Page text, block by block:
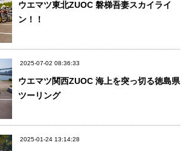
ウエマツ東北ZUOC 磐梯吾妻スカイライ
ン！！
2025-07-02 08:36:33
ウエマツ関西ZUOC 海上を突っ切る徳島県
ツーリング
2025-01-24 13:14:28